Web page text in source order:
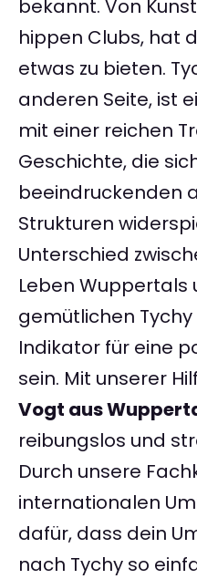
bekannt. Von
hippen Clubs, hat
etwas zu bieten.
anderen Seite, ist
mit einer reichen
Geschichte, die
beeindruckenden
Strukturen
Unterschied
Leben Wuppertals
gemütlichen
Indikator für eine
sein. Mit unserer
Vogt aus
reibungslos und
Durch unsere
internationalen
dafür, dass dein
nach Tychy so